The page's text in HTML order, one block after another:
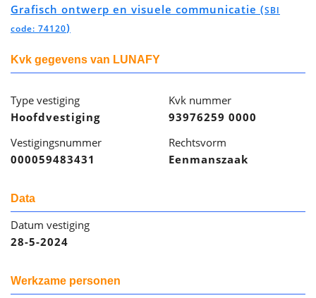
Grafisch ontwerp en visuele communicatie (SBI
code: 74120)
Kvk gegevens van LUNAFY
Type vestiging
Hoofdvestiging
Kvk nummer
93976259 0000
Vestigingsnummer
000059483431
Rechtsvorm
Eenmanszaak
Data
Datum vestiging
28-5-2024
Werkzame personen